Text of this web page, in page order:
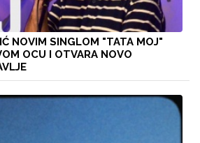
NOVIM SINGLOM "TATA MOJ"
OCU I OTVARA NOVO